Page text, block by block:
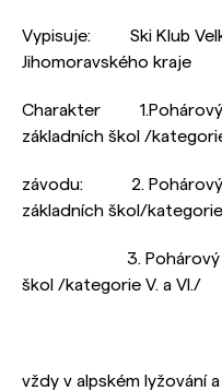
Vypisuje: Ski Klub
Jihomoravského kraje
Charakter 1.Pohárový
základních škol /kategorie
závodu: 2. Pohárový
základních škol/kategorie
3. Pohárový
škol /kategorie V. a VI./
vždy v alpském lyžování